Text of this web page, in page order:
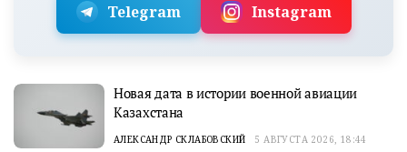
Telegram Instagram
Новая дата в истории военной авиации
Казахстана
АЛЕКСАНДР СКЛАБОВСКИЙ 5 АВГУСТА 2026, 18:44